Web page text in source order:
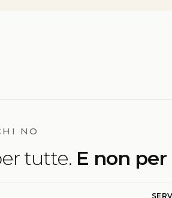
NO
tutte. E non